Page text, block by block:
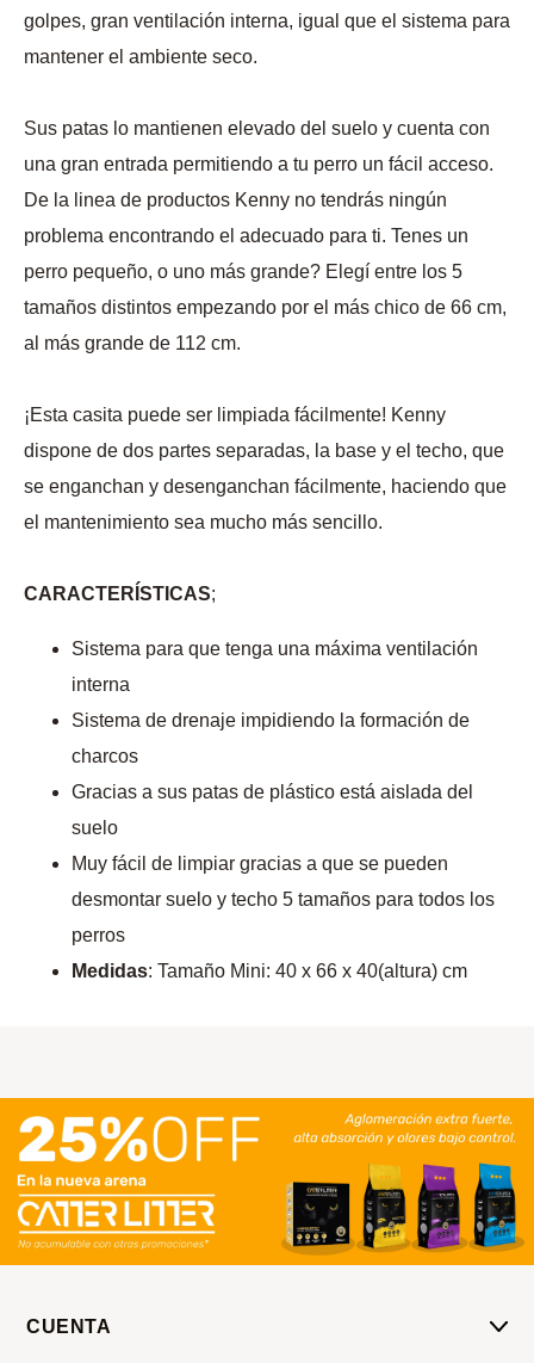
golpes, gran ventilación interna, igual que el sistema para
mantener el ambiente seco.
Sus patas lo mantienen elevado del suelo y cuenta con
una gran entrada permitiendo a tu perro un fácil acceso.
De la linea de productos Kenny no tendrás ningún
problema encontrando el adecuado para ti. Tenes un
perro pequeño, o uno más grande? Elegí entre los 5
tamaños distintos empezando por el más chico de 66 cm,
al más grande de 112 cm.
¡Esta casita puede ser limpiada fácilmente! Kenny
dispone de dos partes separadas, la base y el techo, que
se enganchan y desenganchan fácilmente, haciendo que
el mantenimiento sea mucho más sencillo.
CARACTERÍSTICAS;
Sistema para que tenga una máxima ventilación
interna
Sistema de drenaje impidiendo la formación de
charcos
Gracias a sus patas de plástico está aislada del
suelo
Muy fácil de limpiar gracias a que se pueden
desmontar suelo y techo 5 tamaños para todos los
perros
Medidas: Tamaño Mini: 40 x 66 x 40(altura) cm
CUENTA